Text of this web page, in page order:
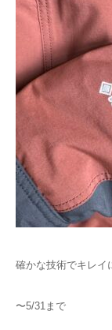
確かな技術でキレイ
〜5/31まで